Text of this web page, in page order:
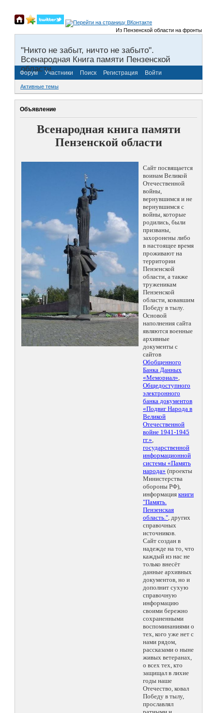
Из Пензенской области на фронты
"Никто не забыт, ничто не забыто".
Всенародная Книга памяти Пензенской
области.
Форум Участники Поиск Регистрация Войти
Активные темы
Объявление
Всенародная книга памяти
Пензенской области
Сайт посвящается
воинам Великой
Отечественной
войны,
вернувшимся и не
вернувшимся с
войны, которые
родились, были
призваны,
захоронены либо
в настоящее время
проживают на
территории
Пензенской
области, а также
труженикам
Пензенской
области, ковавшим
Победу в тылу.
Основой
наполнения сайта
являются военные
архивные
документы с
сайтов
Обобщенного
Банка Данных
«Мемориал»,
Общедоступного
электронного
банка документов
«Подвиг Народа в
Великой
Отечественной
войне 1941-1945
гг.»,
государственной
информационной
системы «Память
народа» (проекты
Министерства
обороны РФ),
информация книги
"Память.
Пензенская
область.", других
справочных
источников.
Сайт создан в
надежде на то, что
каждый из нас не
только внесёт
данные архивных
документов, но и
дополнит сухую
справочную
информацию
своими бережно
сохраненными
воспоминаниями о
тех, кого уже нет с
нами рядом,
рассказами о ныне
живых ветеранах,
о всех тех, кто
защищал в лихие
годы наше
Отечество, ковал
Победу в тылу,
прославлял